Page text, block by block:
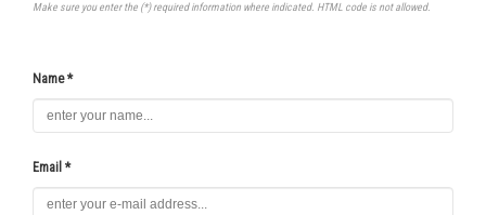
Make sure you enter the (*) required information where indicated. HTML code is not allowed.
Name *
Email *